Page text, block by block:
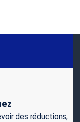
des réductions,